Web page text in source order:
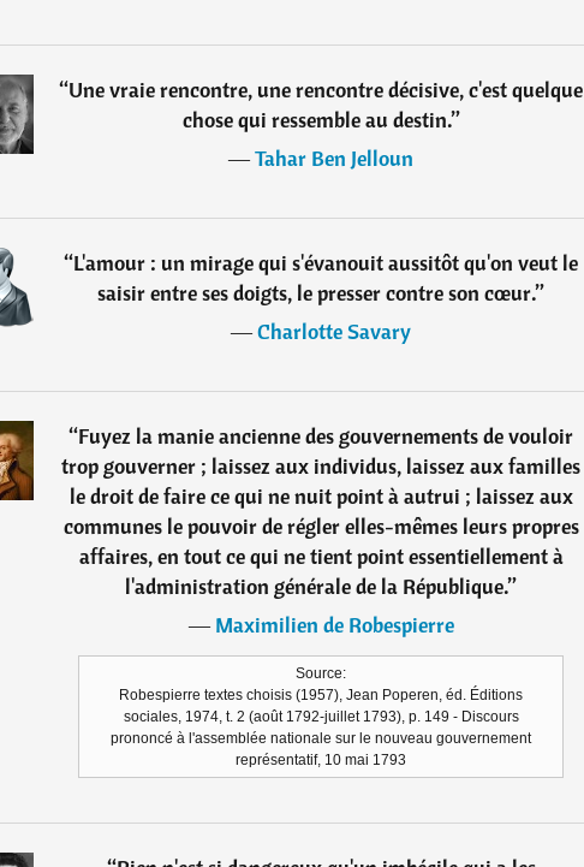
“Une vraie rencontre, une rencontre décisive, c'est quelque
chose qui ressemble au destin.”
―Tahar Ben Jelloun
“L'amour : un mirage qui s'évanouit aussitôt qu'on veut le
saisir entre ses doigts, le presser contre son cœur.”
―Charlotte Savary
“Fuyez la manie ancienne des gouvernements de vouloir
trop gouverner ; laissez aux individus, laissez aux familles
le droit de faire ce qui ne nuit point à autrui ; laissez aux
communes le pouvoir de régler elles-mêmes leurs propres
affaires, en tout ce qui ne tient point essentiellement à
l'administration générale de la République.”
―Maximilien de Robespierre
Source:
Robespierre textes choisis (1957), Jean Poperen, éd. Éditions
sociales, 1974, t. 2 (août 1792-juillet 1793), p. 149 - Discours
prononcé à l'assemblée nationale sur le nouveau gouvernement
représentatif, 10 mai 1793